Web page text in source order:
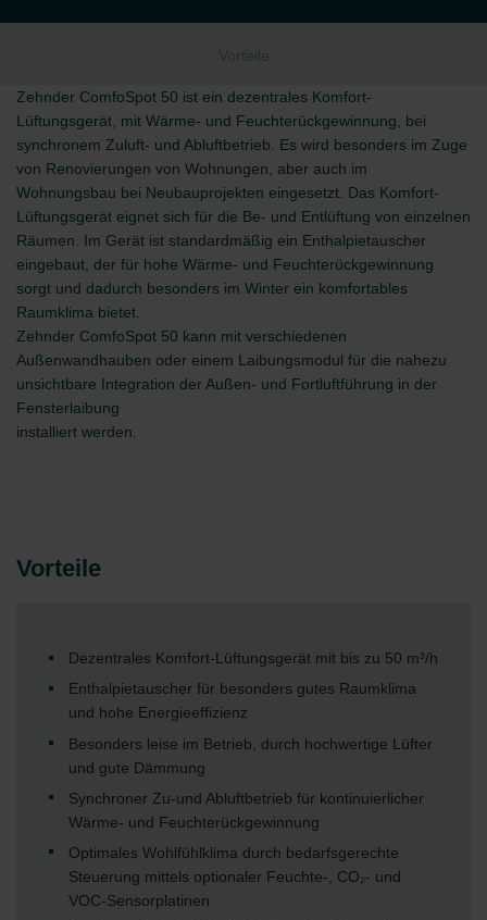
Vorteile
Zehnder ComfoSpot 50 ist ein dezentrales Komfort-
Lüftungsgerät, mit Wärme- und Feuchterückgewinnung, bei
synchronem Zuluft- und Abluftbetrieb. Es wird besonders im Zuge
von Renovierungen von Wohnungen, aber auch im
Wohnungsbau bei Neubauprojekten eingesetzt. Das Komfort-
Lüftungsgerät eignet sich für die Be- und Entlüftung von einzelnen
Räumen. Im Gerät ist standardmäßig ein Enthalpietauscher
eingebaut, der für hohe Wärme- und Feuchterückgewinnung
sorgt und dadurch besonders im Winter ein komfortables
Raumklima bietet.
Zehnder ComfoSpot 50 kann mit verschiedenen
Außenwandhauben oder einem Laibungsmodul für die nahezu
unsichtbare Integration der Außen- und Fortluftführung in der
Fensterlaibung
installiert werden.
Vorteile
Dezentrales Komfort-Lüftungsgerät mit bis zu 50 m³/h
Enthalpietauscher für besonders gutes Raumklima
und hohe Energieeffizienz
Besonders leise im Betrieb, durch hochwertige Lüfter
und gute Dämmung
Synchroner Zu-und Abluftbetrieb für kontinuierlicher
Wärme- und Feuchterückgewinnung
Optimales Wohlfühlklima durch bedarfsgerechte
Steuerung mittels optionaler Feuchte-, CO₂- und
VOC-Sensorplatinen